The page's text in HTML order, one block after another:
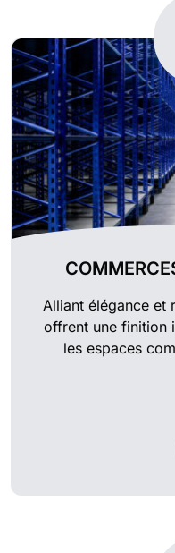
Alliant élégance et
offrent une finition
les espaces